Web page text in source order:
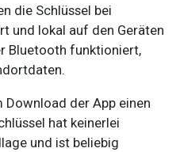
die Schlüssel bei
und lokal auf den Geräten
Bluetooth funktioniert,
der App einen
hat keinerlei
und ist beliebig